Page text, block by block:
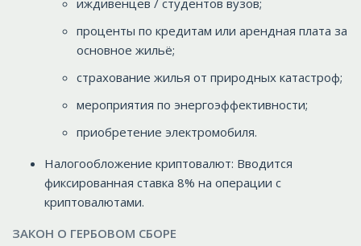
проценты по кредитам или арендная плата за
основное жильё;
страхование жилья от природных катастроф;
мероприятия по энергоэффективности;
приобретение электромобиля.
Налогообложение криптовалют: Вводится
фиксированная ставка 8% на операции с
криптовалютами.
ЗАКОН О ГЕРБОВОМ СБОРЕ